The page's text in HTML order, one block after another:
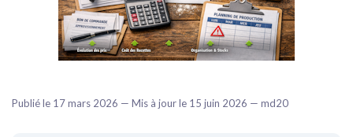
Publié le 17 mars 2026 — Mis à jour le 15 juin 2026 — md20